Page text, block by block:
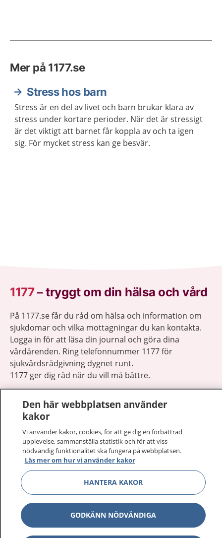
Mer på 1177.se
Stress hos barn
Stress är en del av livet och barn brukar klara av
stress under kortare perioder. När det är stressigt
är det viktigt att barnet får koppla av och ta igen
sig. För mycket stress kan ge besvär.
1177–tryggt om din hälsa och vård
På 1177.se får du råd om hälsa och information om
sjukdomar och vilka mottagningar du kan kontakta.
Logga in för att läsa din journal och göra dina
vårdärenden. Ring telefonnummer 1177 för
sjukvårdsrådgivning dygnet runt.
1177 ger dig råd när du vill må bättre.
1177 på flera språk
Om 1177
Kontakt Visa
Behandling av personuppgifter
Den här webbplatsen använder
kakor
Vi använder kakor, cookies, för att ge dig en förbättrad
upplevelse, sammanställa statistik och för att viss
nödvändig funktionalitet ska fungera på webbplatsen.
Läs mer om hur vi använder kakor
HANTERA KAKOR
GODKÄNN NÖDVÄNDIGA